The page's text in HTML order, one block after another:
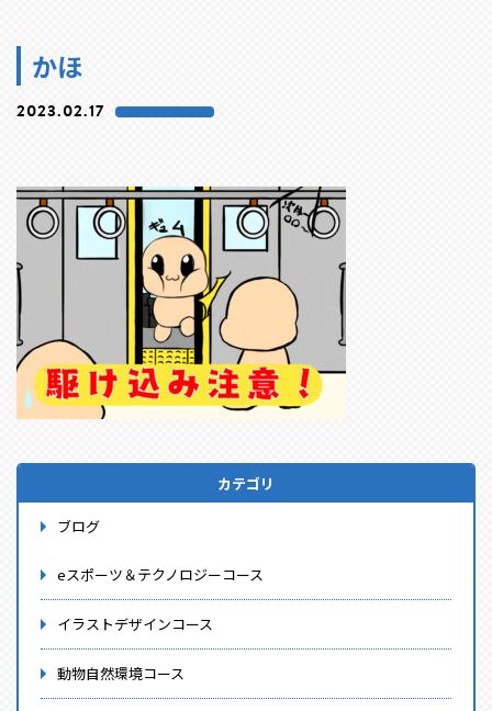
かほ
2023.02.17
カテゴリ
ブログ
eスポーツ＆テクノロジーコース
イラストデザインコース
動物自然環境コース